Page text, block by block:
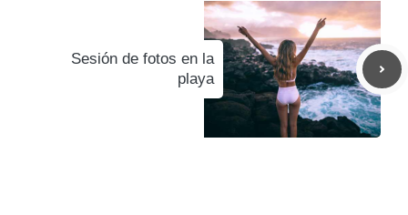
Sesión de fotos en la
playa